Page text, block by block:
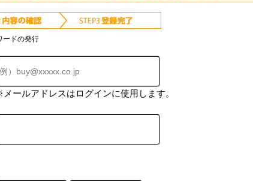
ードの発行
ールアドレスはログインに使用します。